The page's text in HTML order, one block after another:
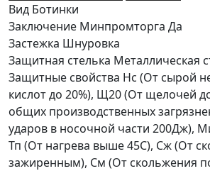
Вид Ботинки
Заключение Минпромторга Да
Застежка Шнуровка
Защитная стелька Металлическая
Защитные свойства Нс (От сырой
кислот до 20%), Щ20 (От щелочей
общих производственных
ударов в носочной части 200Дж),
Тп (От нагрева выше 45С), Сж (От
зажиренным), См (От скольжения